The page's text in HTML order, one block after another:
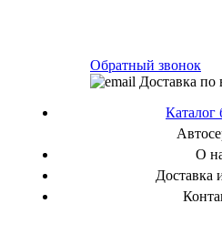
Обратный звонок
Доставка по
Каталог
О
Доставка